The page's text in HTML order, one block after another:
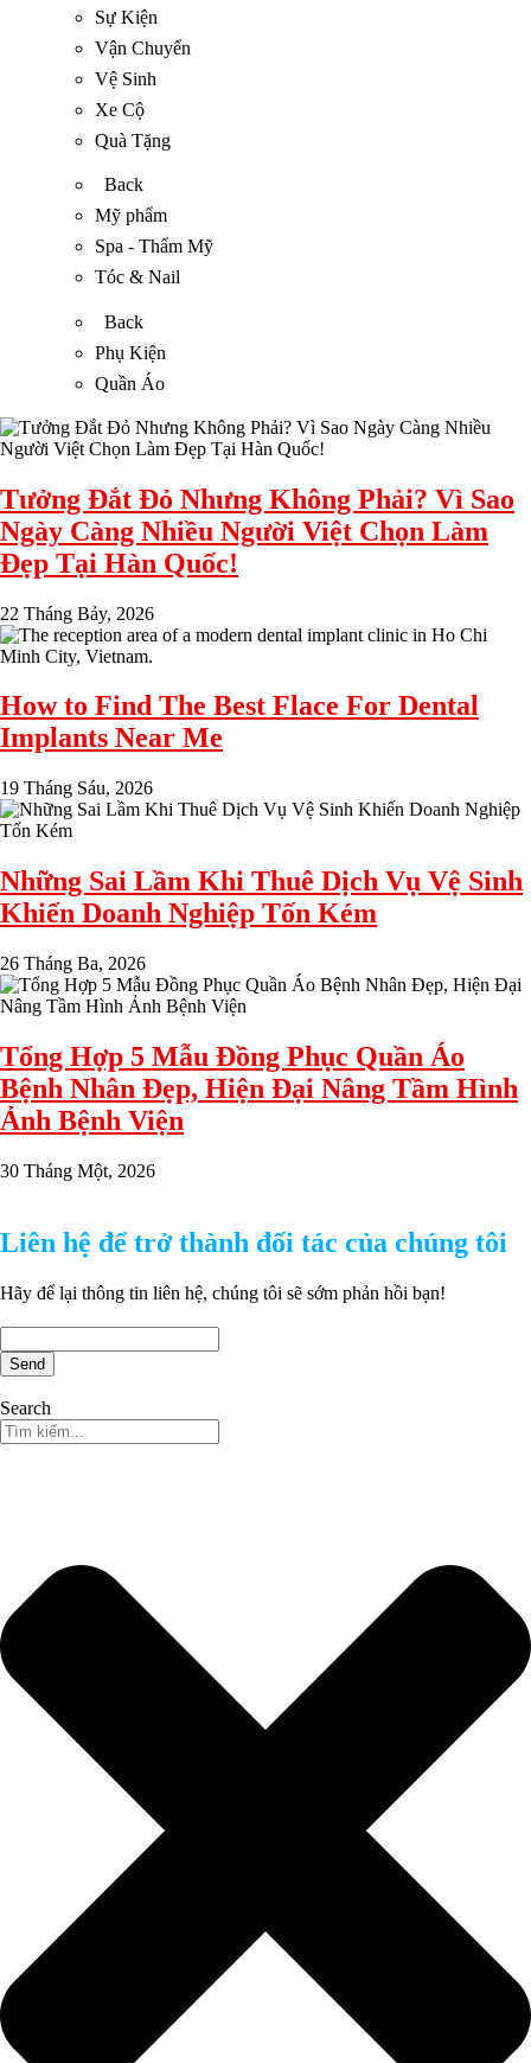
Sự Kiện
Vận Chuyển
Vệ Sinh
Xe Cộ
Quà Tặng
Back
Mỹ phẩm
Spa - Thẩm Mỹ
Tóc & Nail
Back
Phụ Kiện
Quần Áo
Tưởng Đắt Đỏ Nhưng Không Phải? Vì Sao
Ngày Càng Nhiều Người Việt Chọn Làm
Đẹp Tại Hàn Quốc!
22 Tháng Bảy, 2026
How to Find The Best Flace For Dental
Implants Near Me
19 Tháng Sáu, 2026
Những Sai Lầm Khi Thuê Dịch Vụ Vệ Sinh
Khiến Doanh Nghiệp Tốn Kém
26 Tháng Ba, 2026
Tổng Hợp 5 Mẫu Đồng Phục Quần Áo
Bệnh Nhân Đẹp, Hiện Đại Nâng Tầm Hình
Ảnh Bệnh Viện
30 Tháng Một, 2026
Liên hệ để trở thành đối tác của chúng tôi
Hãy để lại thông tin liên hệ, chúng tôi sẽ sớm phản hồi bạn!
Send
Search